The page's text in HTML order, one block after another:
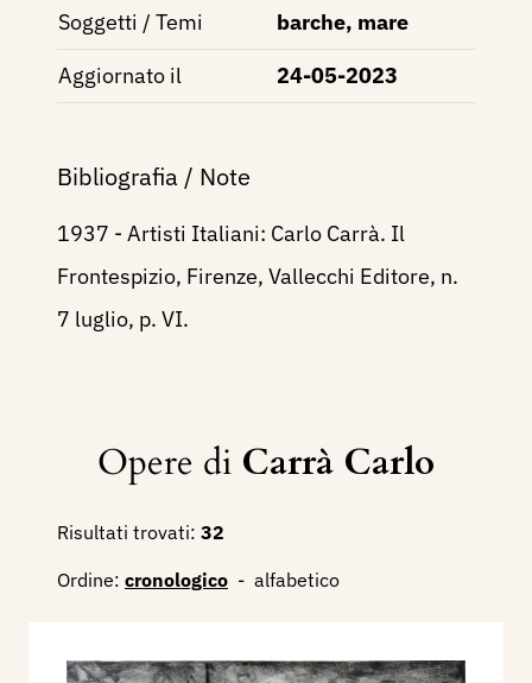
Soggetti / Temi
barche, mare
Aggiornato il
24-05-2023
Bibliografia / Note
1937 - Artisti Italiani: Carlo Carrà. Il
Frontespizio, Firenze, Vallecchi Editore, n.
7 luglio, p. VI.
Opere di Carrà Carlo
Risultati trovati: 32
Ordine: cronologico - alfabetico